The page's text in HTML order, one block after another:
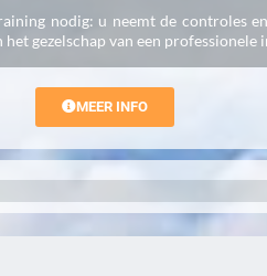
nodig: u neemt de controles
gezelschap van een professionele
MEER INFO